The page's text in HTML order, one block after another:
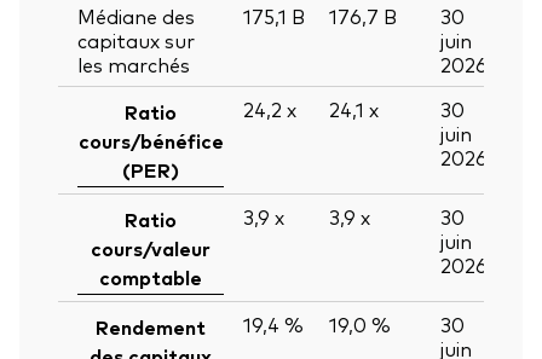
Médiane des
capitaux sur
les marchés
175,1 B 176,7 B
30
juin
2026
Ratio
cours/bénéfice
(PER)
24,2 x 24,1 x
30
juin
2026
Ratio
cours/valeur
comptable
3,9 x 3,9 x
30
juin
2026
Rendement
19,4 % 19,0 %
30
juin